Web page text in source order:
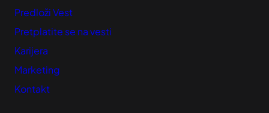
Predloži Vest
Pretplatite se na vesti
Karijera
Marketing
Kontakt